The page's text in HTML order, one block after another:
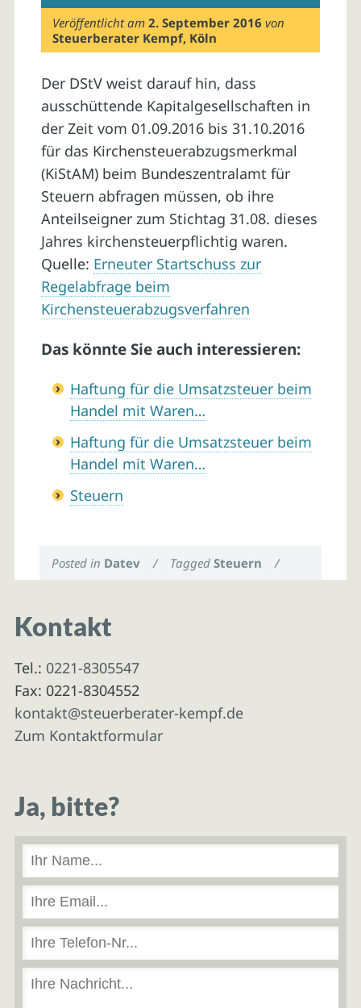
Veröffentlicht am2. September 2016 von
Steuerberater Kempf, Köln
Der DStV weist darauf hin, dass
ausschüttende Kapitalgesellschaften in
der Zeit vom 01.09.2016 bis 31.10.2016
für das Kirchensteuerabzugsmerkmal
(KiStAM) beim Bundeszentralamt für
Steuern abfragen müssen, ob ihre
Anteilseigner zum Stichtag 31.08. dieses
Jahres kirchensteuerpflichtig waren.
Quelle: Erneuter Startschuss zur
Regelabfrage beim
Kirchensteuerabzugsverfahren
Das könnte Sie auch interessieren:
Haftung für die Umsatzsteuer beim
Handel mit Waren…
Haftung für die Umsatzsteuer beim
Handel mit Waren…
Steuern
Posted in Datev / TaggedSteuern /
Kontakt
Tel.: 0221-8305547
Fax: 0221-8304552
kontakt@steuerberater-kempf.de
Zum Kontaktformular
Ja, bitte?